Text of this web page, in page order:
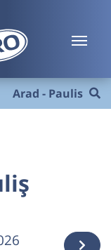
Arad - Paulis